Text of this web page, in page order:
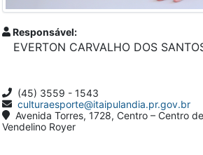
Responsável:
EVERTON CARVALHO DOS
(45) 3559 - 1543
culturaesporte@itaipulandia.pr.gov.br
Avenida Torres, 1728, Centro – Centro
Vendelino Royer